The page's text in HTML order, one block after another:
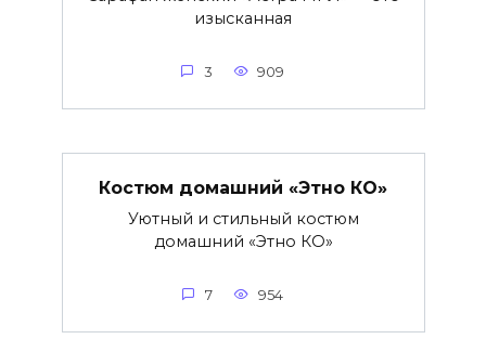
изысканная
3 909
Костюм домашний «Этно КО»
Уютный и стильный костюм
домашний «Этно КО»
7 954